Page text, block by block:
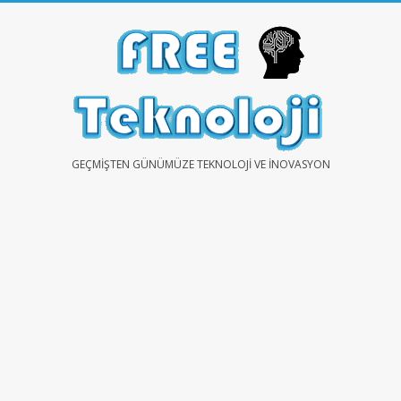
FREEGEÇMIŞTEN GÜNÜMÜZE TEKNOLOJI VE İNOVASYON